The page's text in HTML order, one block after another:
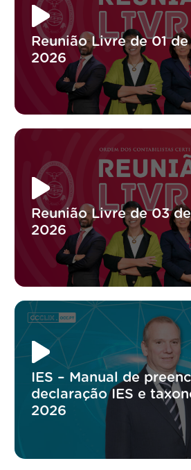
Reunião Livre de 01
2026
Reunião Livre de 03
2026
IES – Manual de
declaração IES e
2026